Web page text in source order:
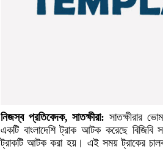
নিজস্ব প্রতিবেদক, সাতক্ষীরা: সাতক্ষীরার
একটি বাংলাদেশি ট্রাক আটক করেছে
ট্রাকটি আটক করা হয়। এই সময় ট্রাকের